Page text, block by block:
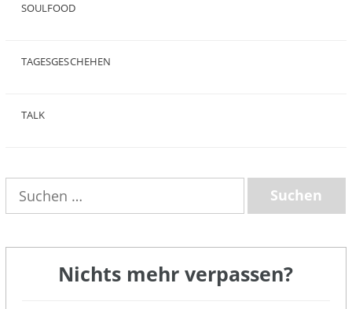
SOULFOOD
TAGESGESCHEHEN
TALK
nach:
Nichts mehr verpassen?